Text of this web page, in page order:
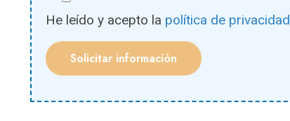
He leído y acepto la política de privacidad